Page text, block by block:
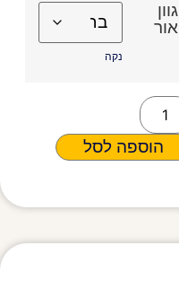
גוון
אור
נקה
הוספה לסל